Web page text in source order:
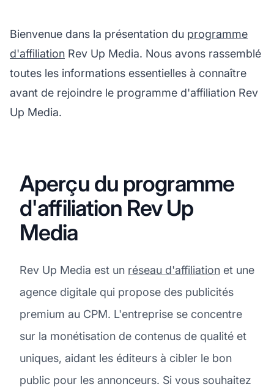
Bienvenue dans la présentation du programme
d'affiliation Rev Up Media. Nous avons rassemblé
toutes les informations essentielles à connaître
avant de rejoindre le programme d'affiliation Rev
Up Media.
Aperçu du programme
d'affiliation Rev Up
Media
Rev Up Media est un réseau d'affiliation et une
agence digitale qui propose des publicités
premium au CPM. L'entreprise se concentre
sur la monétisation de contenus de qualité et
uniques, aidant les éditeurs à cibler le bon
public pour les annonceurs. Si vous souhaitez